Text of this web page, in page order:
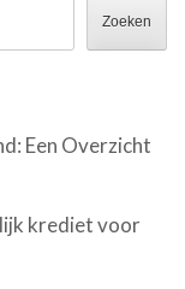
Zoeken
Een Overzicht
krediet voor